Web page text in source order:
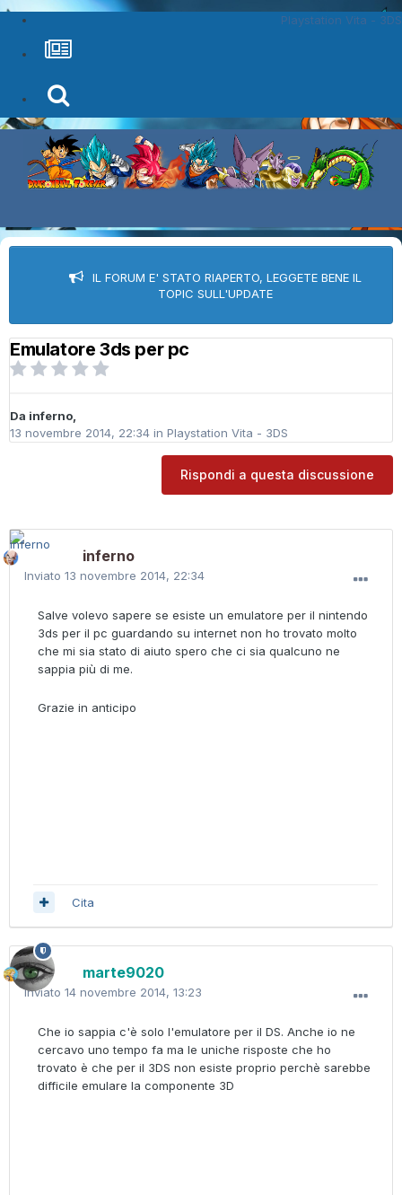
Playstation Vita - 3DS
IL FORUM E' STATO RIAPERTO, LEGGETE BENE IL
TOPIC SULL'UPDATE
Emulatore 3ds per pc
Da inferno,
13 novembre 2014, 22:34 in Playstation Vita - 3DS
Rispondi a questa discussione
inferno
Inviato 13 novembre 2014, 22:34
Salve volevo sapere se esiste un emulatore per il nintendo
3ds per il pc guardando su internet non ho trovato molto
che mi sia stato di aiuto spero che ci sia qualcuno ne
sappia più di me.
Grazie in anticipo
Cita
marte9020
Inviato 14 novembre 2014, 13:23
Che io sappia c'è solo l'emulatore per il DS. Anche io ne
cercavo uno tempo fa ma le uniche risposte che ho
trovato è che per il 3DS non esiste proprio perchè sarebbe
difficile emulare la componente 3D